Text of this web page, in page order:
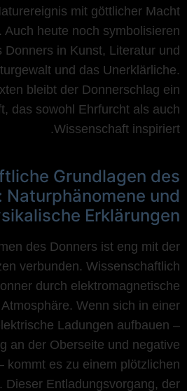
mit göttlicher Macht
Auch heute noch symbolisieren
Donners in Kunst, Literatur und
und das Unerklärliche.
bleibt der Donnerschlag ein
das sowohl Ehrfurcht als auch
Wissenschaft inspiriert.
Grundlagen des
Naturphänomene und
Erklärungen
des Donners ist eng mit der
verbunden. Wissenschaftlich
durch elektromagnetische
Wenn sich in einer
Ladungen aufbauen –
an der Oberseite und negative
kommt es zu einem plötzlichen
Dieser Entladungsvorgang, der